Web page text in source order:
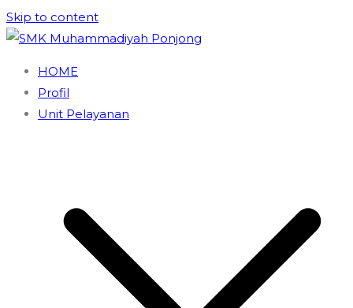
Skip to content
SMK Muhammadiyah Ponjong
Unggul dan Berdaya Saing
HOME
Profil
Unit Pelayanan